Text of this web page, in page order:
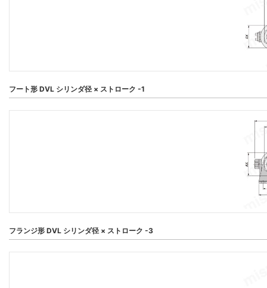
フート形 DVL シリンダ径 × ストローク -1
フランジ形 DVL シリンダ径 × ストローク -3